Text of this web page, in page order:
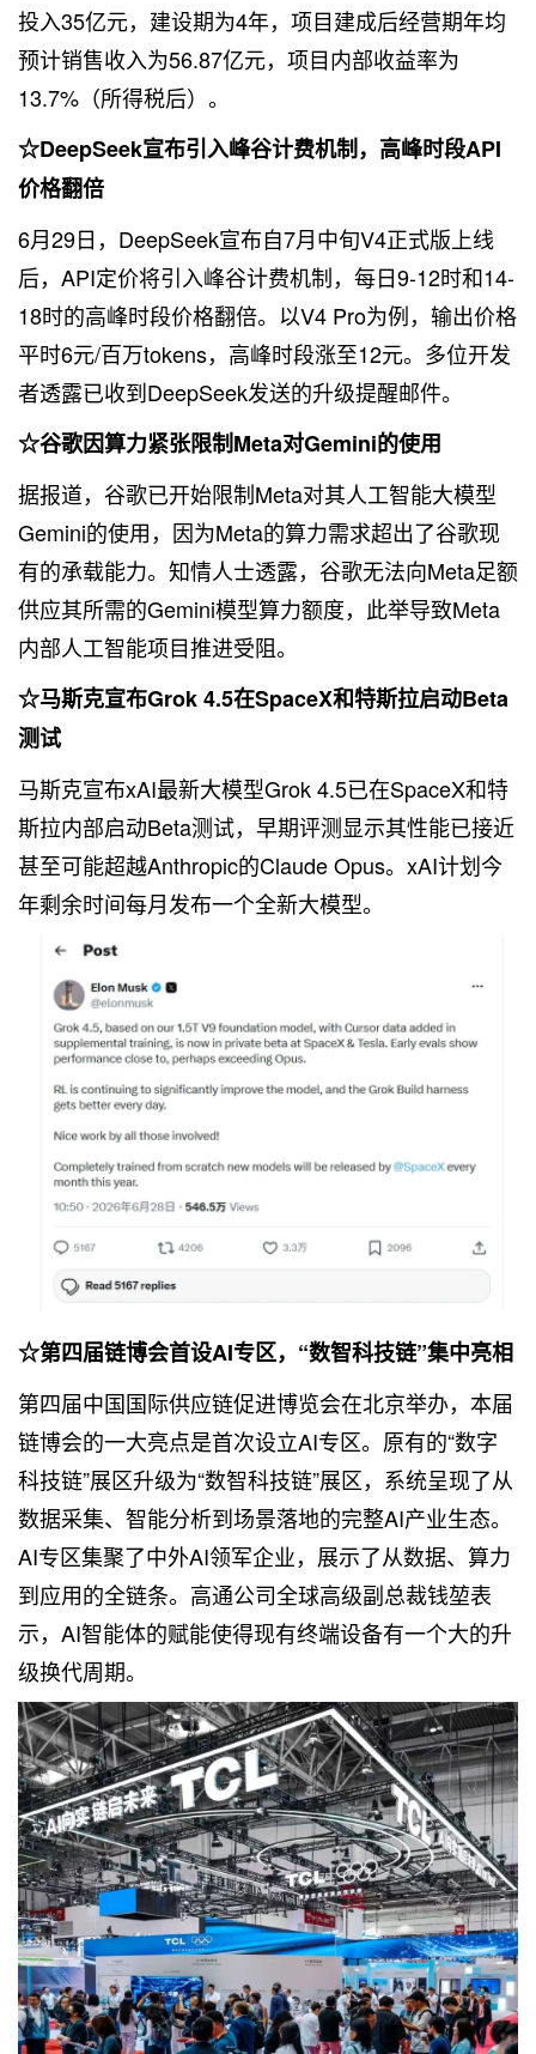
投入35亿元，建设期为4年，项目建成后经营期年均
预计销售收入为56.87亿元，项目内部收益率为
13.7%（所得税后）。
☆DeepSeek宣布引入峰谷计费机制，高峰时段API
价格翻倍
6月29日，DeepSeek宣布自7月中旬V4正式版上线
后，API定价将引入峰谷计费机制，每日9-12时和14-
18时的高峰时段价格翻倍。以V4 Pro为例，输出价格
平时6元/百万tokens，高峰时段涨至12元。多位开发
者透露已收到DeepSeek发送的升级提醒邮件。
☆谷歌因算力紧张限制Meta对Gemini的使用
据报道，谷歌已开始限制Meta对其人工智能大模型
Gemini的使用，因为Meta的算力需求超出了谷歌现
有的承载能力。知情人士透露，谷歌无法向Meta足额
供应其所需的Gemini模型算力额度，此举导致Meta
内部人工智能项目推进受阻。
☆马斯克宣布Grok 4.5在SpaceX和特斯拉启动Beta
测试
马斯克宣布xAI最新大模型Grok 4.5已在SpaceX和特
斯拉内部启动Beta测试，早期评测显示其性能已接近
甚至可能超越Anthropic的Claude Opus。xAI计划今
年剩余时间每月发布一个全新大模型。
☆第四届链博会首设AI专区，“数智科技链”集中亮相
第四届中国国际供应链促进博览会在北京举办，本届
链博会的一大亮点是首次设立AI专区。原有的“数字
科技链”展区升级为“数智科技链”展区，系统呈现了从
数据采集、智能分析到场景落地的完整AI产业生态。
AI专区集聚了中外AI领军企业，展示了从数据、算力
到应用的全链条。高通公司全球高级副总裁钱堃表
示，AI智能体的赋能使得现有终端设备有一个大的升
级换代周期。